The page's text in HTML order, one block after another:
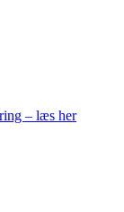
– læs her